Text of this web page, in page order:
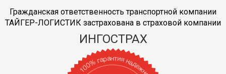
Гражданская ответственность транспортной компании
ТАЙГЕР-ЛОГИСТИК застрахована в страховой компании
ИНГОСТРАХ